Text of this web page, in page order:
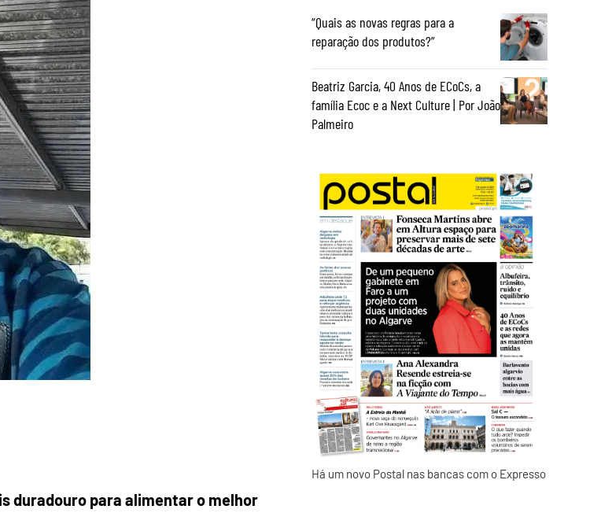
duradouro para alimentar o melhor
“Quais as novas regras para a
reparação dos produtos?”
Beatriz Garcia, 40 Anos de ECoCs, a
família Ecoc e a Next Culture | Por João
Palmeiro
Há um novo Postal nas bancas com o Expresso